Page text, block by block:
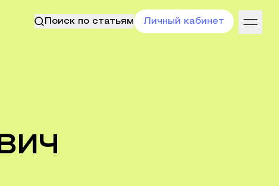
Поиск по статьям Личный кабинет